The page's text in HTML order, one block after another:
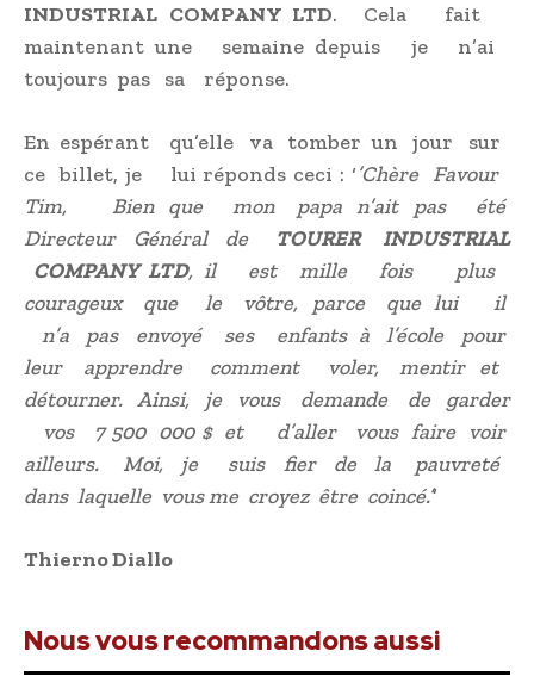
INDUSTRIAL COMPANY LTD. Cela fait
maintenant une semaine depuis je n’ai
toujours pas sa réponse.
En espérant qu’elle va tomber un jour sur
ce billet, je lui réponds ceci : ‘’Chère Favour
Tim, Bien que mon papa n’ait pas été
Directeur Général de
TOURER INDUSTRIAL
COMPANY LTD, il est mille fois plus
courageux que le vôtre, parce que lui il
n’a pas envoyé ses enfants à l’école pour
leur apprendre comment voler, mentir et
détourner. Ainsi, je vous demande de garder
vos 7 500 000 $ et d’aller vous faire voir
ailleurs. Moi, je suis fier de la pauvreté
dans laquelle vous me croyez être coincé.’’
Thierno Diallo
Nous vous recommandons aussi